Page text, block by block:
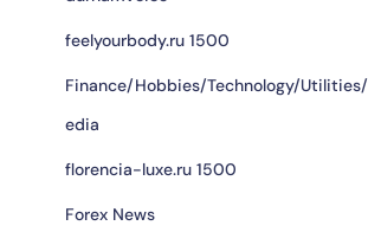
feelyourbody.ru 1500
Finance/Hobbies/Technology/
edia
florencia-luxe.ru 1500
Forex News